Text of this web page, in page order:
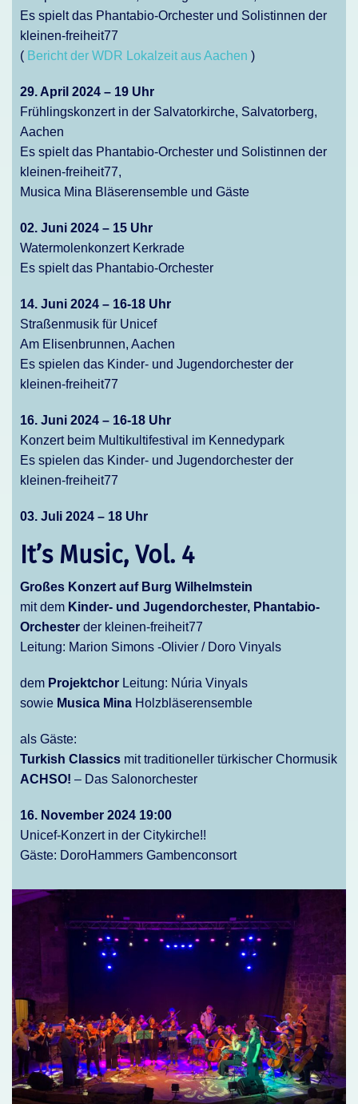
Es spielt das Phantabio-Orchester und Solistinnen der
kleinen-freiheit77
( Bericht der WDR Lokalzeit aus Aachen )
29. April 2024 – 19 Uhr
Frühlingskonzert in der Salvatorkirche, Salvatorberg,
Aachen
Es spielt das Phantabio-Orchester und Solistinnen der
kleinen-freiheit77,
Musica Mina Bläserensemble und Gäste
02. Juni 2024 – 15 Uhr
Watermolenkonzert Kerkrade
Es spielt das Phantabio-Orchester
14. Juni 2024 – 16-18 Uhr
Straßenmusik für Unicef
Am Elisenbrunnen, Aachen
Es spielen das Kinder- und Jugendorchester der
kleinen-freiheit77
16. Juni 2024 – 16-18 Uhr
Konzert beim Multikultifestival im Kennedypark
Es spielen das Kinder- und Jugendorchester der
kleinen-freiheit77
03. Juli 2024 – 18 Uhr
It’s Music, Vol. 4
Großes Konzert auf Burg Wilhelmstein
mit dem Kinder- und Jugendorchester, Phantabio-
Orchester der kleinen-freiheit77
Leitung: Marion Simons -Olivier / Doro Vinyals
dem Projektchor Leitung: Núria Vinyals
sowie Musica Mina Holzbläserensemble
als Gäste:
Turkish Classics mit traditioneller türkischer Chormusik
ACHSO! – Das Salonorchester
16. November 2024 19:00
Unicef-Konzert in der Citykirche!!
Gäste: DoroHammers Gambenconsort